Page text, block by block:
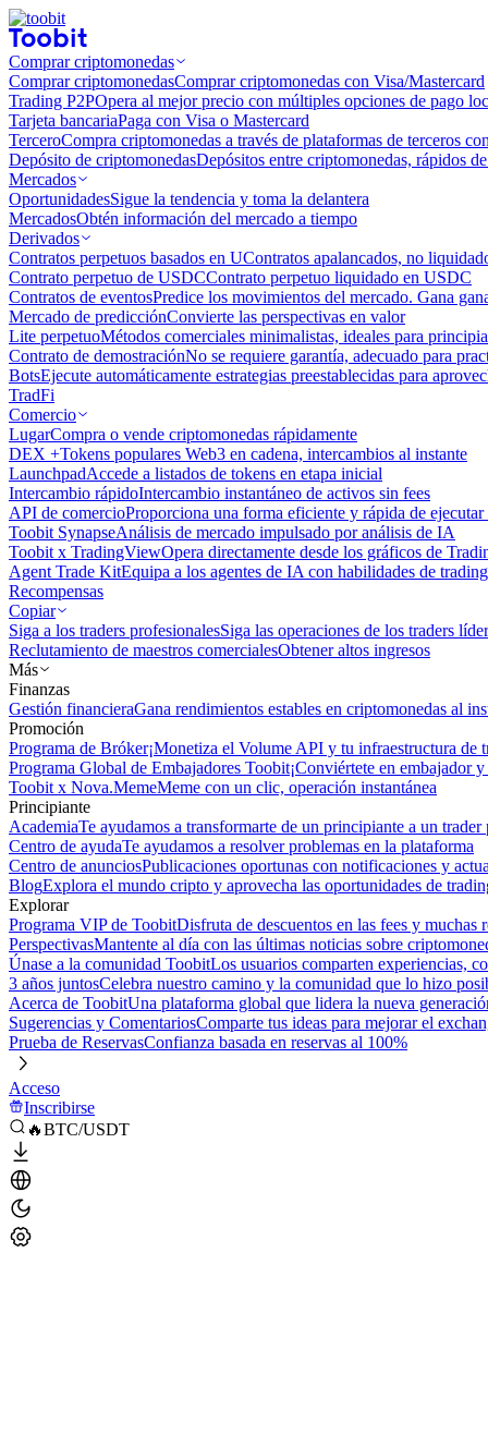
Comprar criptomonedas
Comprar criptomonedasComprar criptomonedas con Visa/Mastercard
Trading P2POpera al mejor precio con múltiples opciones de pago
Tarjeta bancariaPaga con Visa o Mastercard
TerceroCompra criptomonedas a través de plataformas de terceros
Depósito de criptomonedasDepósitos entre criptomonedas, rápidos
Mercados
OportunidadesSigue la tendencia y toma la delantera
MercadosObtén información del mercado a tiempo
Derivados
Contratos perpetuos basados ​​en UContratos apalancados, no
Contrato perpetuo de USDCContrato perpetuo liquidado en USDC
Contratos de eventosPredice los movimientos del mercado. Gana
Mercado de predicciónConvierte las perspectivas en valor
Lite perpetuoMétodos comerciales minimalistas, ideales para
Contrato de demostraciónNo se requiere garantía, adecuado para
BotsEjecute automáticamente estrategias preestablecidas para
TradFi
Comercio
LugarCompra o vende criptomonedas rápidamente
DEX +Tokens populares Web3 en cadena, intercambios al instante
LaunchpadAccede a listados de tokens en etapa inicial
Intercambio rápidoIntercambio instantáneo de activos sin fees
API de comercioProporciona una forma eficiente y rápida de
Toobit SynapseAnálisis de mercado impulsado por análisis de IA
Toobit x TradingViewOpera directamente desde los gráficos de
Agent Trade KitEquipa a los agentes de IA con habilidades de
Recompensas
Copiar
Siga a los traders profesionalesSiga las operaciones de los traders
Reclutamiento de maestros comercialesObtener altos ingresos
Más
Finanzas
Gestión financieraGana rendimientos estables en criptomonedas al
Promoción
Programa de Bróker¡Monetiza el Volume API y tu infraestructura de
Programa Global de Embajadores Toobit¡Conviértete en embajador
Toobit x Nova.MemeMeme con un clic, operación instantánea
Principiante
AcademiaTe ayudamos a transformarte de un principiante a un trader
Centro de ayudaTe ayudamos a resolver problemas en la plataforma
Centro de anunciosPublicaciones oportunas con notificaciones y
BlogExplora el mundo cripto y aprovecha las oportunidades de
Explorar
Programa VIP de ToobitDisfruta de descuentos en las fees y muchas
PerspectivasMantente al día con las últimas noticias sobre
Únase a la comunidad ToobitLos usuarios comparten experiencias,
3 años juntosCelebra nuestro camino y la comunidad que lo hizo
Acerca de ToobitUna plataforma global que lidera la nueva
Sugerencias y ComentariosComparte tus ideas para mejorar el
Prueba de ReservasConfianza basada en reservas al 100%
Acceso
Inscribirse
🔥BTC/USDT